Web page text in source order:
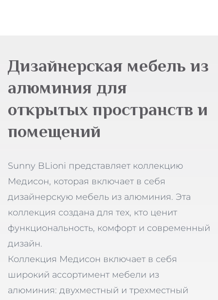
Дизайнерская мебель из
алюминия для
открытых пространств и
помещений
Sunny BLioni представляет коллекцию
Медисон, которая включает в себя
дизайнерскую мебель из алюминия. Эта
коллекция создана для тех, кто ценит
функциональность, комфорт и современный
дизайн.
Коллекция Медисон включает в себя
широкий ассортимент мебели из
алюминия: двухместный и трехместный